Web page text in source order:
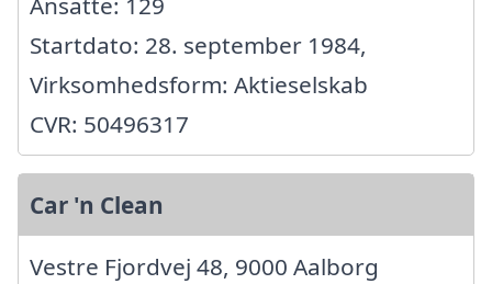
Startdato: 28. september 1984,
Virksomhedsform: Aktieselskab
CVR: 50496317
Car 'n Clean
Vestre Fjordvej 48, 9000 Aalborg